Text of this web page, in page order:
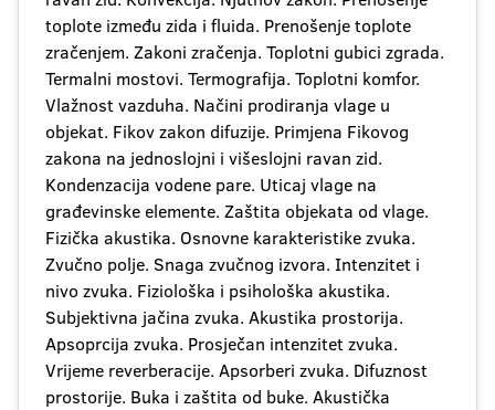
toplote između zida i fluida. Prenošenje toplote
zračenjem. Zakoni zračenja. Toplotni gubici zgrada.
Termalni mostovi. Termografija. Toplotni komfor.
Vlažnost vazduha. Načini prodiranja vlage u
objekat. Fikov zakon difuzije. Primjena Fikovog
zakona na jednoslojni i višeslojni ravan zid.
Kondenzacija vodene pare. Uticaj vlage na
građevinske elemente. Zaštita objekata od vlage.
Fizička akustika. Osnovne karakteristike zvuka.
Zvučno polje. Snaga zvučnog izvora. Intenzitet i
nivo zvuka. Fiziološka i psihološka akustika.
Subjektivna jačina zvuka. Akustika prostorija.
Apsoprcija zvuka. Prosječan intenzitet zvuka.
Vrijeme reverberacije. Apsorberi zvuka. Difuznost
prostorije. Buka i zaštita od buke. Akustička